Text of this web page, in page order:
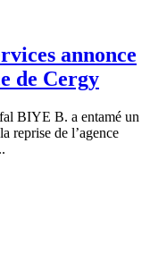
annonce
de Cergy
BIYE B. a entamé un
reprise de l’agence